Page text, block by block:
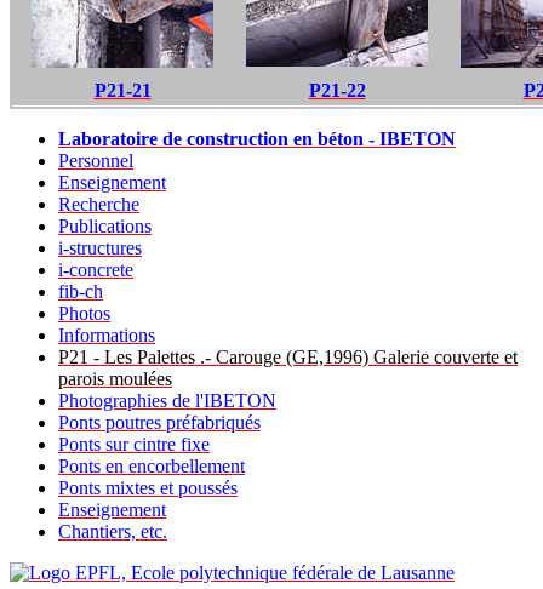
P21-21 P21-22
Laboratoire de construction en béton - IBETON
Personnel
Enseignement
Recherche
Publications
i-structures
i-concrete
fib-ch
Photos
Informations
P21 - Les Palettes .- Carouge (GE,1996) Galerie couverte et
parois moulées
Photographies de l'IBETON
Ponts poutres préfabriqués
Ponts sur cintre fixe
Ponts en encorbellement
Ponts mixtes et poussés
Enseignement
Chantiers, etc.